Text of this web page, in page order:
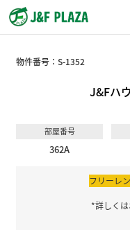
物件番号：S-1352
J&Fハ
部屋番号
362A
フリーレ
*詳しくは